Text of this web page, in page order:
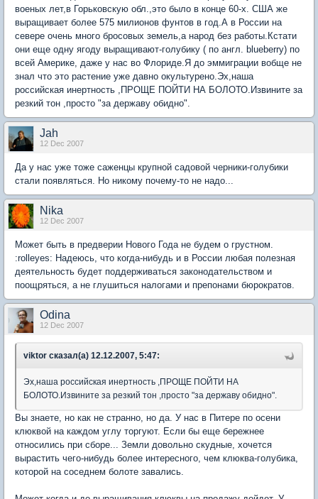
военых лет,в Горьковскую обл.,это было в конце 60-х. США же
выращивает более 575 милионов фунтов в год.А в России на
севере очень много бросовых земель,а народ без работы.Кстати
они еще одну ягоду выращивают-голубику ( по англ. blueberry) по
всей Америке, даже у нас во Флориде.Я до эммиграции вобще не
знал что это растение уже давно окультурено.Эх,наша
российская инертность ,ПРОЩЕ ПОЙТИ НА БОЛОТО.Извините за
резкий тон ,просто "за державу обидно".
Jah
12 Dec 2007
Да у нас уже тоже саженцы крупной садовой черники-голубики
стали появляться. Но никому почему-то не надо...
Nika
12 Dec 2007
Может быть в предверии Нового Года не будем о грустном.
:rolleyes: Надеюсь, что когда-нибудь и в России любая полезная
деятельность будет поддерживаться законодательством и
поощряться, а не глушиться налогами и препонами бюрократов.
Odina
12 Dec 2007
viktor сказал(а) 12.12.2007, 5:47:
Эх,наша российская инертность ,ПРОЩЕ ПОЙТИ НА
БОЛОТО.Извините за резкий тон ,просто "за державу обидно".
Вы знаете, но как не странно, но да. У нас в Питере по осени
клюквой на каждом углу торгуют. Если бы еще бережнее
относились при сборе... Земли довольно скудные, хочется
вырастить чего-нибудь более интересного, чем клюква-голубика,
которой на соседнем болоте завались.